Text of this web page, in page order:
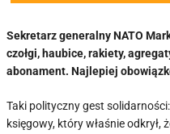
Sekretarz generalny NATO
czołgi, haubice, rakiety,
abonament. Najlepiej
Taki polityczny gest
księgowy, który właśnie